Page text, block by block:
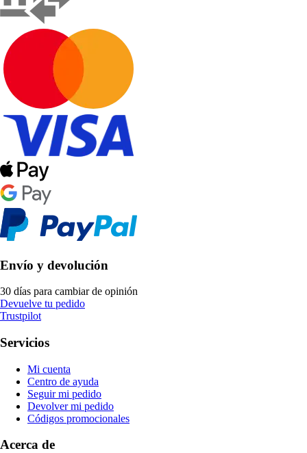
Envío y devolución
30 días para cambiar de opinión
Devuelve tu pedido
Trustpilot
Servicios
Mi cuenta
Centro de ayuda
Seguir mi pedido
Devolver mi pedido
Códigos promocionales
Acerca de